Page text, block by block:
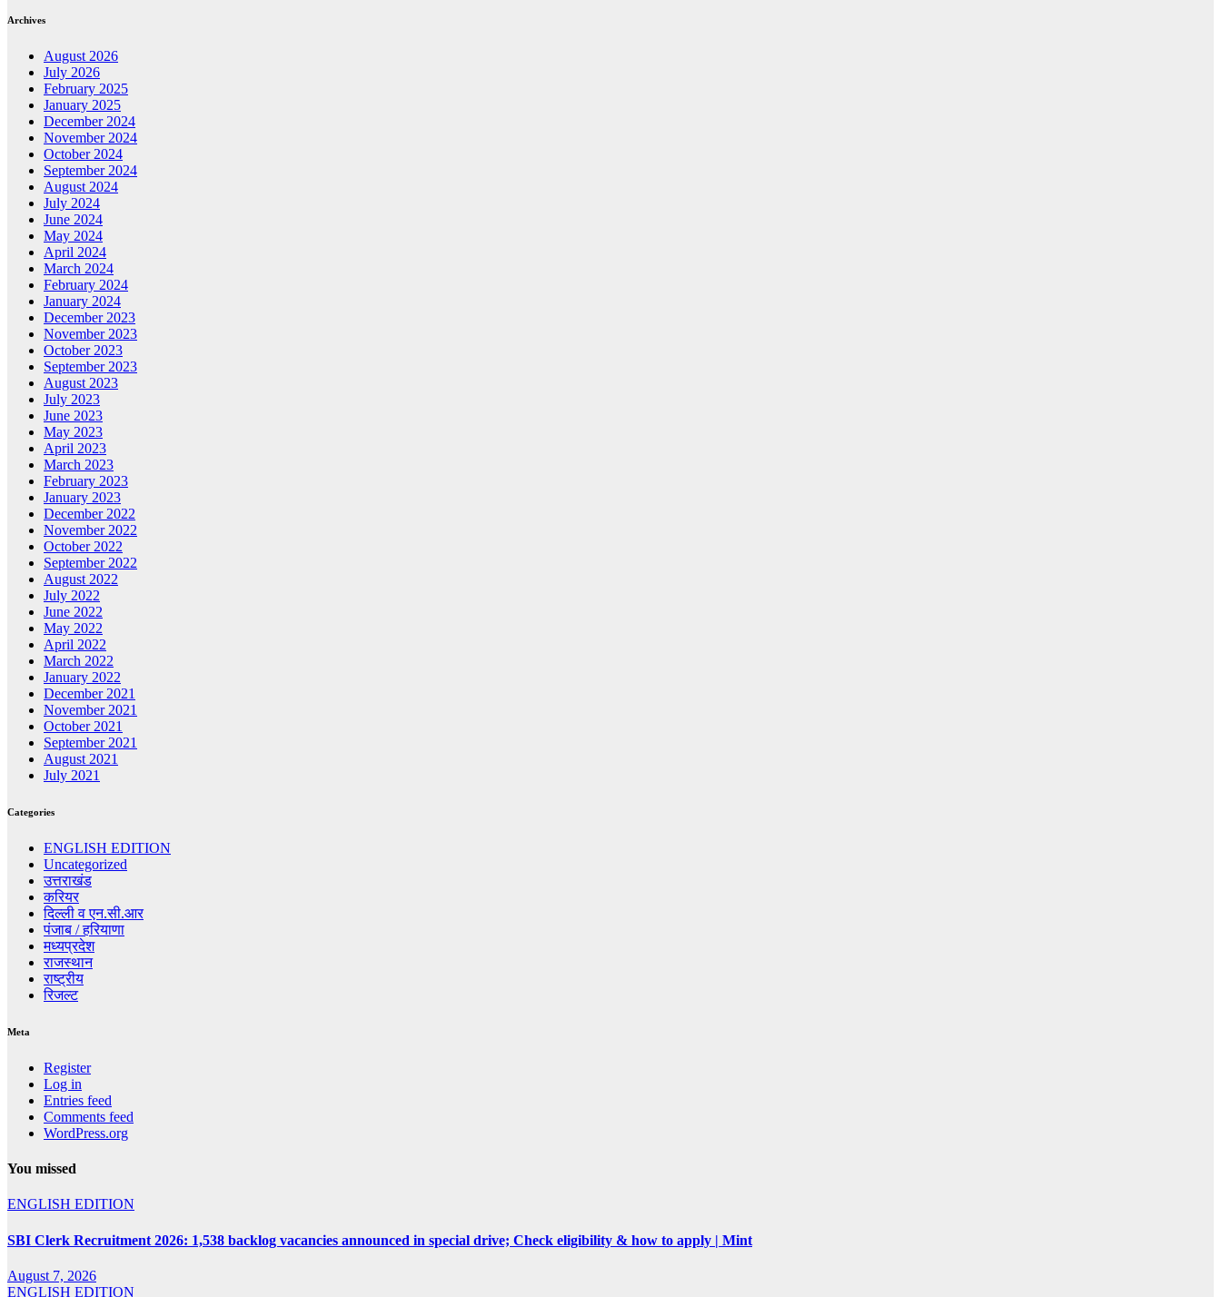
Archives
August 2026
July 2026
February 2025
January 2025
December 2024
November 2024
October 2024
September 2024
August 2024
July 2024
June 2024
May 2024
April 2024
March 2024
February 2024
January 2024
December 2023
November 2023
October 2023
September 2023
August 2023
July 2023
June 2023
May 2023
April 2023
March 2023
February 2023
January 2023
December 2022
November 2022
October 2022
September 2022
August 2022
July 2022
June 2022
May 2022
April 2022
March 2022
January 2022
December 2021
November 2021
October 2021
September 2021
August 2021
July 2021
Categories
ENGLISH EDITION
Uncategorized
उत्तराखंड
करियर
दिल्ली व एन.सी.आर
पंजाब / हरियाणा
मध्यप्रदेश
राजस्थान
राष्ट्रीय
रिजल्ट
Meta
Register
Log in
Entries feed
Comments feed
WordPress.org
You missed
ENGLISH EDITION
SBI Clerk Recruitment 2026: 1,538 backlog vacancies announced in special drive; Check eligibility & how to apply | Mint
August 7, 2026
ENGLISH EDITION